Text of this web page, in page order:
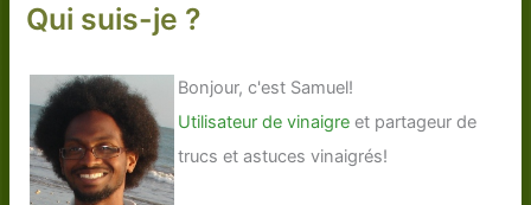
Qui suis-je ?
Bonjour, c'est Samuel!
Utilisateur de vinaigre et partageur de
trucs et astuces vinaigrés!